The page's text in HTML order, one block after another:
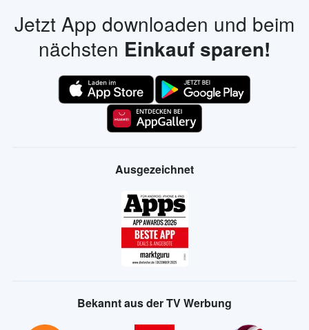
Jetzt App downloaden und beim
nächsten Einkauf sparen!
Ausgezeichnet
Bekannt aus der TV Werbung